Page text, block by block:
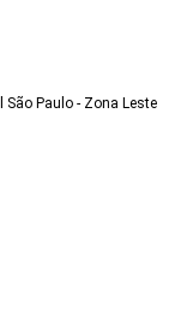
São Paulo - Zona Leste